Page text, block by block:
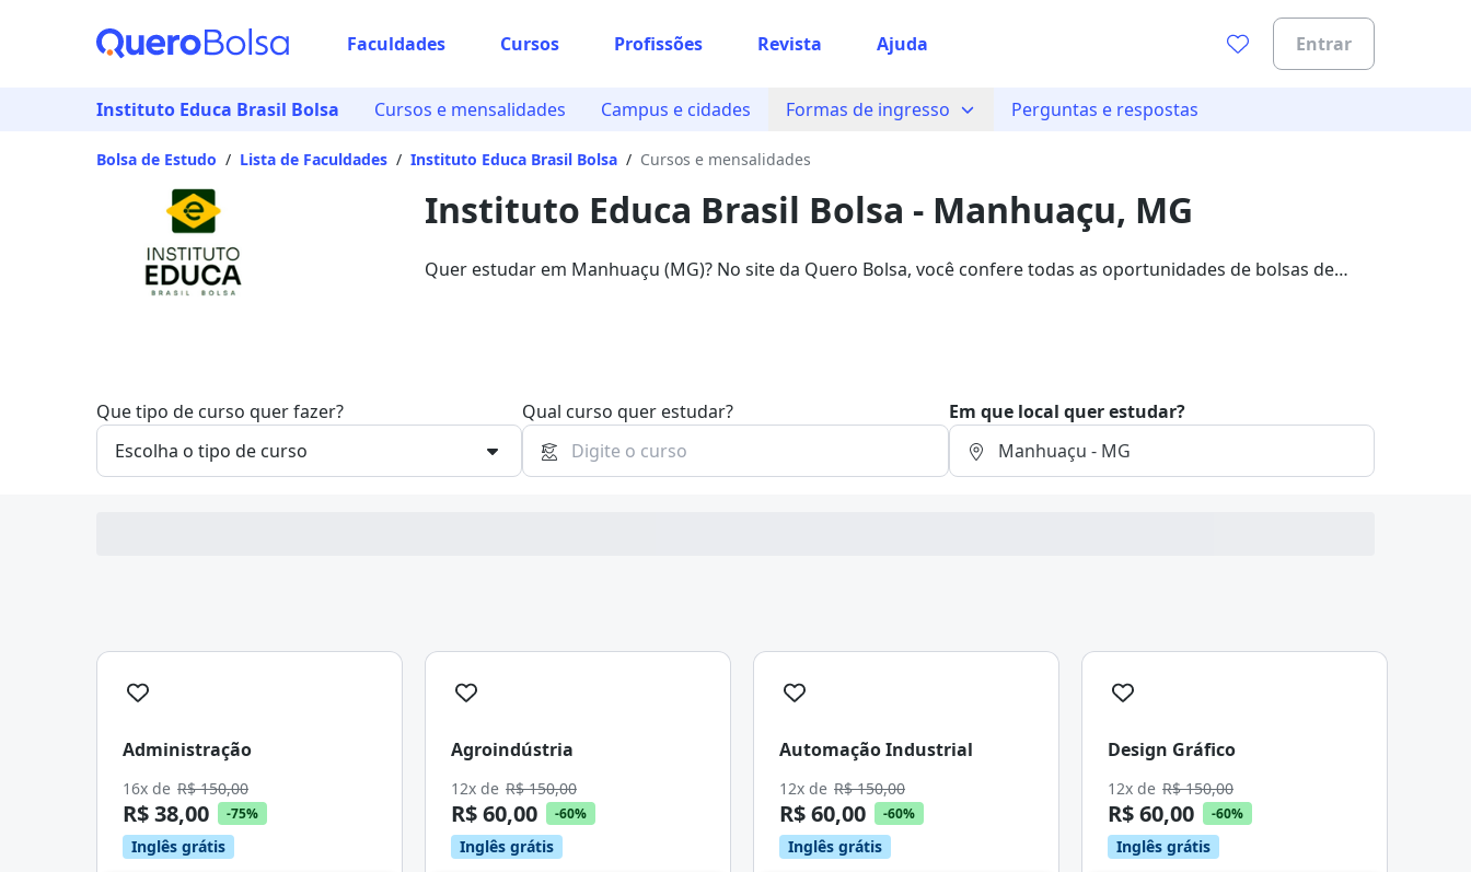
Faculdades Cursos Profissões Revista Ajuda Entrar
Vamos te guiar no caminho ideal para seus estudos
Sim, já sei
Instituto Educa Brasil Bolsa Cursos e mensalidades Campus e cidades Formas de ingresso Perguntas e respostas
Bolsa de Estudo / Lista de Faculdades / Instituto Educa Brasil Bolsa / Cursos e mensalidades
Instituto Educa Brasil Bolsa - Manhuaçu, MG
Quer estudar em Manhuaçu (MG)? No site da Quero Bolsa, você confere todas as oportunidades de bolsas de
Que tipo de curso quer fazer? Qual curso quer estudar? Em que local quer estudar?
Administração
16x de R$ 150,00
R$ 38,00 -75%
Inglês grátis
Agroindústria
12x de R$ 150,00
R$ 60,00 -60%
Inglês grátis
Automação Industrial
12x de R$ 150,00
R$ 60,00 -60%
Inglês grátis
Design Gráfico
12x de R$ 150,00
R$ 60,00 -60%
Inglês grátis